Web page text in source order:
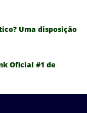
Uma disposição
Oficial #1 de